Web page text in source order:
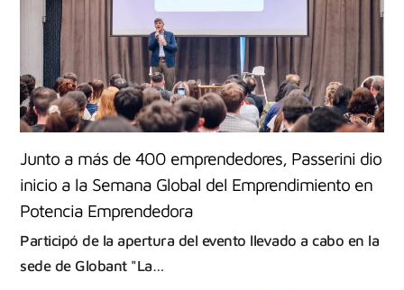
Junto a más de 400 emprendedores, Passerini dio
inicio a la Semana Global del Emprendimiento en
Potencia Emprendedora
Participó de la apertura del evento llevado a cabo en la
sede de Globant "La…